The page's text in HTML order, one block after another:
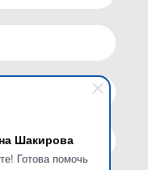
Шакирова
Готова помочь